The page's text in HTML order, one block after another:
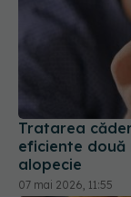
Tratarea
eficiente
alopecie
07 mai 2026, 11:55